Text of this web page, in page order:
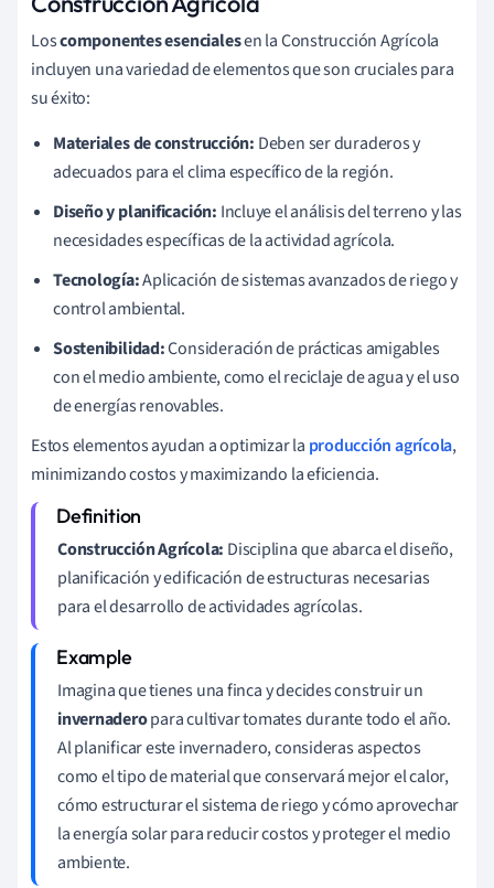
Loscomponentes esencialesen la Construcción Agrícola
incluyen una variedad de elementos que son cruciales para
su éxito:
Materiales de construcción: Deben ser duraderos y
adecuados para el clima específico de la región.
Diseño y planificación: Incluye el análisis del terreno y las
necesidades específicas de la actividad agrícola.
Tecnología:Aplicación de sistemas avanzados de riego y
control ambiental.
Sostenibilidad:Consideración de prácticas amigables
con el medio ambiente, como el reciclaje de agua y el uso
de energías renovables.
Estos elementos ayudan a optimizar la producción agrícola,
minimizando costos y maximizando la eficiencia.
Construcción Agrícola: Disciplina que abarca el diseño,
planificación y edificación de estructuras necesarias
para el desarrollo de actividades agrícolas.
Imagina que tienes una finca y decides construir un
invernaderopara cultivar tomates durante todo el año.
Al planificar este invernadero, consideras aspectos
como el tipo de material que conservará mejor el calor,
cómo estructurar el sistema de riego y cómo aprovechar
la energía solar para reducir costos y proteger el medio
ambiente.